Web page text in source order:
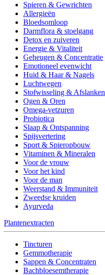
Spieren & Gewrichten
Allergieën
Bloedsomloop
Darmflora & stoelgang
Detox en zuiveren
Energie & Vitaliteit
Geheugen & Concentratie
Emotioneel evenwicht
Huid & Haar & Nagels
Luchtwegen
Stofwisseling & Afslanken
Ogen & Oren
Omega-vetzuren
Probiotica
Slaap & Ontspanning
Spijsvertering
Sport & Spieropbouw
Vitaminen & Mineralen
Voor de vrouw
Voor het kind
Voor de man
Weerstand & Immuniteit
Zweedse kruiden
Ayurveda
Plantenextracten
Tincturen
Gemmotherapie
Sappen & Concentraten
Bachbloesemtherapie